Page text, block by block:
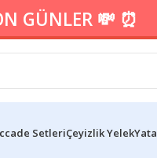
GÜNLER 💸 ⏰
SetleriÇeyizlik Yelek